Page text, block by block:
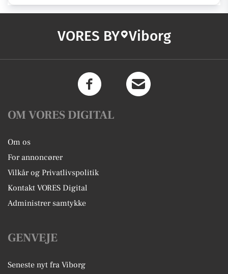
VORES BY Viborg
OM VORES DIGITAL
Om os
For annoncører
Vilkår og Privatlivspolitik
Kontakt VORES Digital
Administrer samtykke
GENVEJE
Seneste nyt fra Viborg